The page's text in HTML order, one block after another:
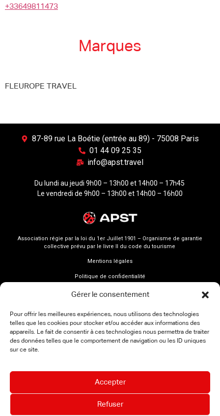
Gérer le consentement
Pour offrir les meilleures expériences, nous utilisons des technologies
telles que les cookies pour stocker et/ou accéder aux informations des
appareils. Le fait de consentir à ces technologies nous permettra de traiter
des données telles que le comportement de navigation ou les ID uniques
sur ce site.
Accepter
Refuser
+33649811473
Marques
FLEUROPE TRAVEL
87-89 rue La Boétie (entrée au 89) - 75008 Paris
01 44 09 25 35
info@apst.travel
Du lundi au jeudi 9h00 – 13h00 et 14h00 – 17h45
Le vendredi de 9h00 – 13h00 et 14h00 – 16h00
Association régie par la loi du 1er Juillet 1901 – Organisme de garantie
collective prévu par le livre II du code du tourisme
Mentions légales
Politique de confidentialité